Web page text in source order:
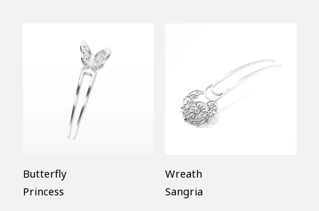
Butterfly
Princess
Wreath
Sangria